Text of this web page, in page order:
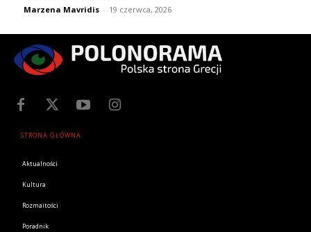
Marzena Mavridis - 19 czerwca, 2026
STRONA GŁÓWNA
Aktualności
Kultura
Rozmaitości
Poradnik